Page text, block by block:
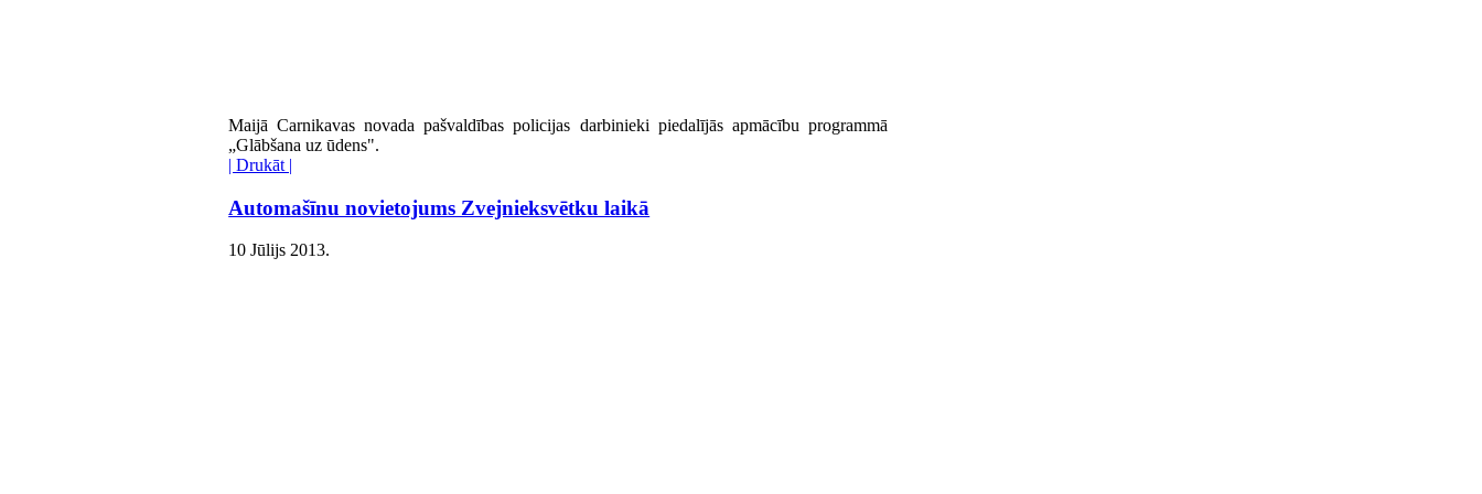
Maijā Carnikavas novada pašvaldības policijas darbinieki piedalījās apmācību programmā
„Glābšana uz ūdens".
| Drukāt |
Automašīnu novietojums Zvejnieksvētku laikā
10 Jūlijs 2013.